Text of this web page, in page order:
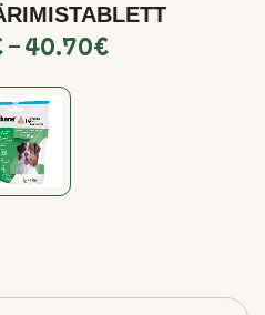
– 40.70€